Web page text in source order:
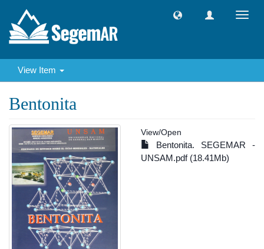
View Item
Bentonita
View/Open
Bentonita. SEGEMAR -
UNSAM.pdf (18.41Mb)